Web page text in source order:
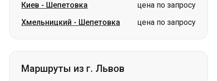
Киев - Шепетовка
цена по запросу
Хмельницкий - Шепетовка цена по запросу
Маршруты из г. Львов